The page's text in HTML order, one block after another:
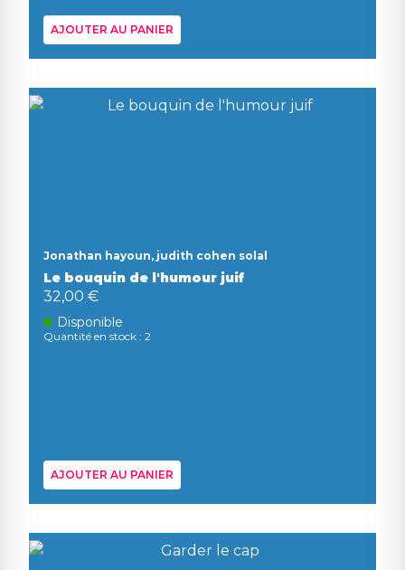
AJOUTER AU PANIER
Jonathan hayoun, judith cohen solal
Le bouquin de l'humour juif
32,00 €
Disponible
Quantité en stock : 2
AJOUTER AU PANIER